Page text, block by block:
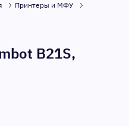
Принтеры и МФУ
B21S,